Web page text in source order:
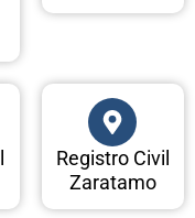
Registro Civil
Zaratamo